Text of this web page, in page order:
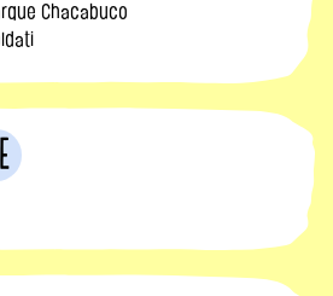
Chacabuco